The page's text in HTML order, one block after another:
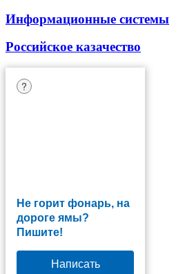
Информационные системы
Российское казачество
Не горит фонарь, на
дороге ямы?
Пишите!
Написать
?